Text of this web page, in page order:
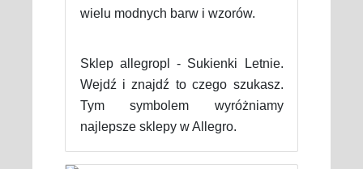
wielu modnych barw i wzorów.
Sklep allegropl - Sukienki Letnie.
Wejdź i znajdź to czego szukasz.
Tym symbolem wyróżniamy
najlepsze sklepy w Allegro.